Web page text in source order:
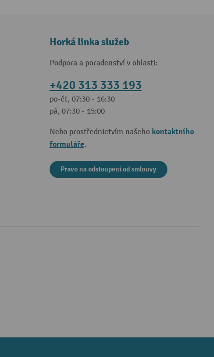
Horká linka služeb
Podpora a poradenství v oblasti:
+420 313 333 193
po-čt, 07:30 - 16:30
pá, 07:30 - 15:00
Nebo prostřednictvím našeho kontaktního
formuláře.
Pravo na odstoupeni od smlouvy